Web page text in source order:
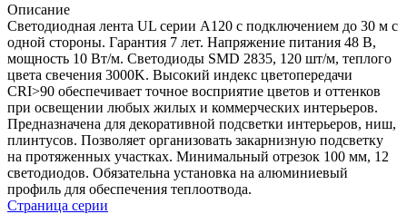
Описание
Светодиодная лента UL серии A120 с подключением до 30 м с
одной стороны. Гарантия 7 лет. Напряжение питания 48 В,
мощность 10 Вт/м. Светодиоды SMD 2835, 120 шт/м, теплого
цвета свечения 3000K. Высокий индекс цветопередачи
CRI>90 обеспечивает точное восприятие цветов и оттенков
при освещении любых жилых и коммерческих интерьеров.
Предназначена для декоративной подсветки интерьеров, ниш,
плинтусов. Позволяет организовать закарнизную подсветку
на протяженных участках. Минимальный отрезок 100 мм, 12
светодиодов. Обязательна установка на алюминиевый
профиль для обеспечения теплоотвода.
Страница серии